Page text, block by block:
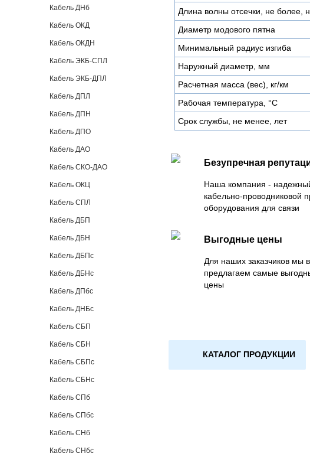
Кабель ДНб
Кабель ОКД
Кабель ОКДН
Кабель ЭКБ-СПЛ
Кабель ЭКБ-ДПЛ
Кабель ДПЛ
Кабель ДПН
Кабель ДПО
Кабель ДАО
Кабель СКО-ДАО
Кабель ОКЦ
Кабель СПЛ
Кабель ДБП
Кабель ДБН
Кабель ДБПс
Кабель ДБНс
Кабель ДПбс
Кабель ДНБс
Кабель СБП
Кабель СБН
Кабель СБПс
Кабель СБНс
Кабель СПб
Кабель СПбс
Кабель СНб
Кабель СНбс
Длина волны отсечки, не более,
Диаметр модового пятна
Минимальный радиус изгиба
Наружный диаметр, мм
Расчетная масса (вес), кг/км
Рабочая температура, °C
Срок службы, не менее, лет
Безупречная
Наша компания -
кабельно-проводниковой
оборудования для связи
Выгодные цены
Для наших заказчиков мы
предлагаем самые
цены
КАТАЛОГ ПРОДУКЦИИ